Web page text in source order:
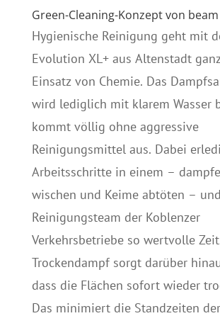
Green-Cleaning-Konzept von beam
Hygienische Reinigung geht mit
Evolution XL+ aus Altenstadt
Einsatz von Chemie. Das
wird lediglich mit klarem Wasser
kommt völlig ohne aggressive
Reinigungsmittel aus. Dabei
Arbeitsschritte in einem –
wischen und Keime abtöten –
Reinigungsteam der Koblenzer
Verkehrsbetriebe so wertvolle
Trockendampf sorgt darüber
dass die Flächen sofort wieder
Das minimiert die Standzeiten